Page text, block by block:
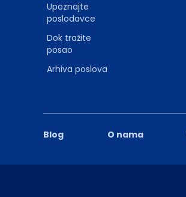
Blog O nama
Upoznajte
poslodavce
Dok tražite
posao
Arhiva poslova